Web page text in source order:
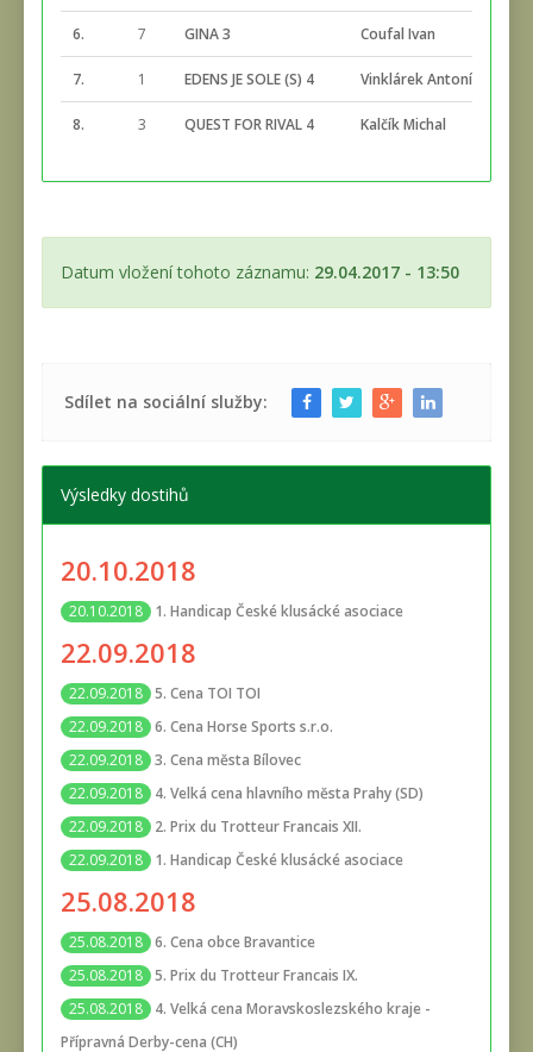
6. 7 GINA 3 Coufal Ivan
7. 1 EDENS JE SOLE (S) 4 Vinklárek Antonín
8. 3 QUEST FOR RIVAL 4 Kalčík Michal
Datum vložení tohoto záznamu: 29.04.2017 - 13:50
Sdílet na sociální služby:
Výsledky dostihů
20.10.2018
20.10.2018 1. Handicap České klusácké asociace
22.09.2018
22.09.2018 5. Cena TOI TOI
22.09.2018 6. Cena Horse Sports s.r.o.
22.09.2018 3. Cena města Bílovec
22.09.2018
4. Velká cena hlavního města Prahy (SD)
22.09.2018
2. Prix du Trotteur Francais XII.
22.09.2018
1. Handicap České klusácké asociace
25.08.2018
25.08.2018 6. Cena obce Bravantice
25.08.2018 5. Prix du Trotteur Francais IX.
25.08.2018
4. Velká cena Moravskoslezského kraje -
Přípravná Derby-cena (CH)